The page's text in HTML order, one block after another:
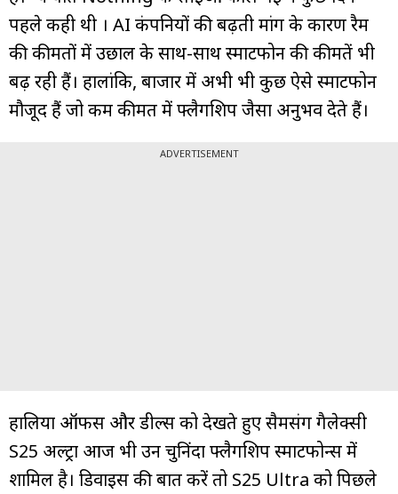
पहले कही थी । AI कंपनियों की बढ़ती मांग के कारण रैम
की कीमतों में उछाल के साथ-साथ स्मार्टफोन की कीमतें भी
बढ़ रही हैं। हालांकि, बाजार में अभी भी कुछ ऐसे स्मार्टफोन
मौजूद हैं जो कम कीमत में फ्लैगशिप जैसा अनुभव देते हैं।
ADVERTISEMENT
हालिया ऑफर्स और डील्स को देखते हुए सैमसंग गैलेक्सी
S25 अल्ट्रा आज भी उन चुनिंदा फ्लैगशिप स्मार्टफोन्स में
शामिल है। डिवाइस की बात करें तो S25 Ultra को पिछले